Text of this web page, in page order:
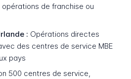
de franchise ou
: Opérations directes
des centres de service MBE
pays
500 centres de service,